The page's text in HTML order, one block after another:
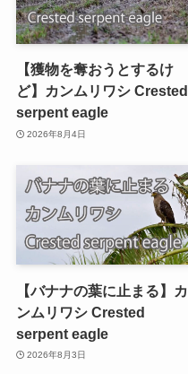
【獲物を奪おうとするけ
ど】カンムリワシ Crested
serpent eagle
2026年8月4日
【バナナの葉に止まる】カ
ンムリワシ Crested
serpent eagle
2026年8月3日